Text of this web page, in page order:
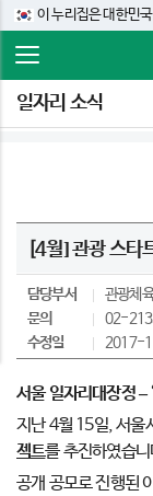
이 누리집은 대한민
일자리 소식
[4월] 관광 스타
담당부서 관광체
문의
02-
수정일
2017-
서울 일자리대장정–
지난 4월 15일, 서울
젝트를 추진하였습니
공개 공모로 진행된